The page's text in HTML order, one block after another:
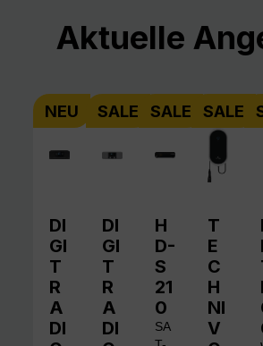
Produktgalerie überspringen
Aktuelle
NEU
DI
GI
T
R
A
DI
SALE
DI
GI
T
R
A
DI
SALE
H
D-
S
21
0
SA
SALE
T
E
C
H
NI
V